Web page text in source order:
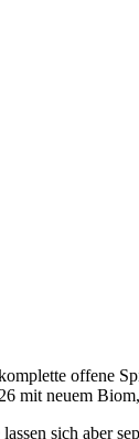
offene
mit neuem
sich aber